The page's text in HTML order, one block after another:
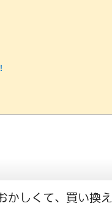
かしくて、買い換